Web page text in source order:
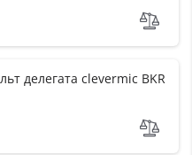
делегата clevermic BKR